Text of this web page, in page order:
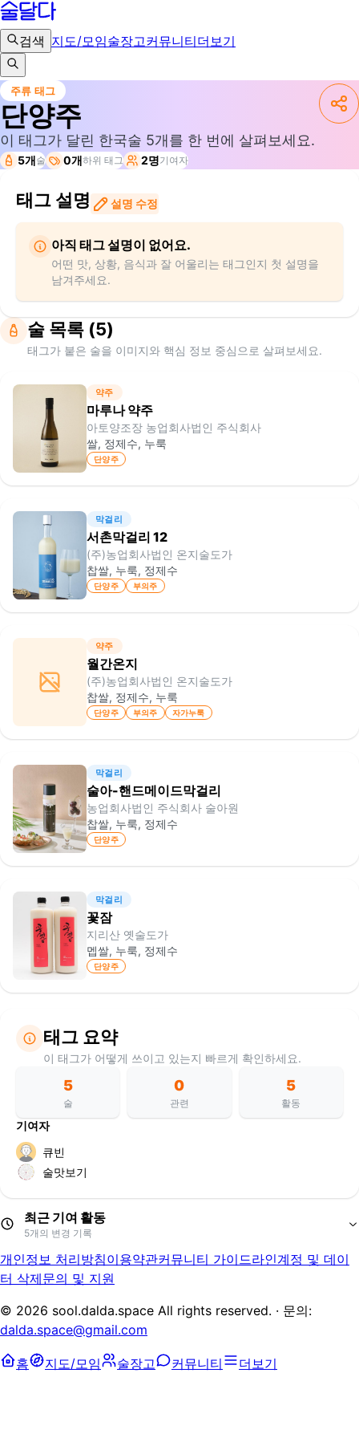
검색 지도/모임술장고커뮤니티더보기
주류 태그
단양주
이 태그가 달린 한국술 5개를 한 번에 살펴보세요.
5개술 0개하위 태그 2명기여자
태그 설명 설명 수정
아직 태그 설명이 없어요.
어떤 맛, 상황, 음식과 잘 어울리는 태그인지 첫 설명을
남겨주세요.
술 목록 (5)
태그가 붙은 술을 이미지와 핵심 정보 중심으로 살펴보세요.
약주
마루나 약주
아토양조장 농업회사법인 주식회사
쌀, 정제수, 누룩
단양주
막걸리
서촌막걸리 12
(주)농업회사법인 온지술도가
찹쌀, 누룩, 정제수
단양주 부의주
약주
월간온지
(주)농업회사법인 온지술도가
찹쌀, 정제수, 누룩
단양주 부의주 자가누룩
막걸리
술아-핸드메이드막걸리
농업회사법인 주식회사 술아원
찹쌀, 누룩, 정제수
단양주
막걸리
꽃잠
지리산 옛술도가
멥쌀, 누룩, 정제수
단양주
태그 요약
이 태그가 어떻게 쓰이고 있는지 빠르게 확인하세요.
5
술
0
관련
5
활동
기여자
큐빈
술맛보기
최근 기여 활동
5개의 변경 기록
술맛보기꽃잠추가
술맛보기술아-핸드메이드막걸리
술맛보기 월간온지 추가
술맛보기 서촌막걸리 12 추가
개인정보 처리방침이용약관커뮤니티 가이드라인계정 및 데이
터 삭제문의 및 지원
© 2026 sool.dalda.space All rights reserved. · 문의:
dalda.space@gmail.com
홈 지도/모임 술장고 커뮤니티 더보기